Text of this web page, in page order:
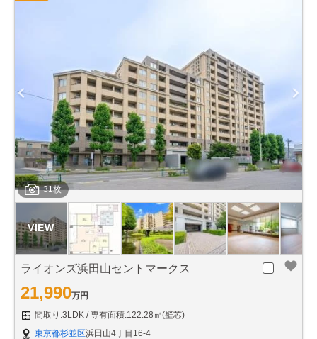
31枚
ライオンズ浜田山セントマークス
21,990万円
間取り:3LDK
専有面積:122.28㎡(壁芯)
東京都杉並区浜田山4丁目16-4